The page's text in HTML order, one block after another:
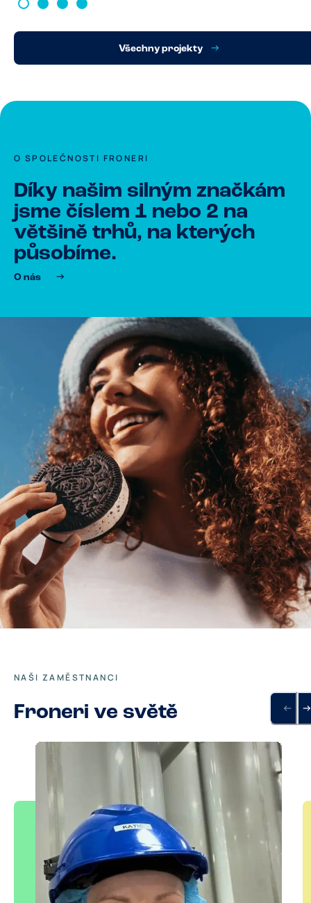
Všechny projekty
O SPOLEČNOSTI FRONERI
Díky našim silným značkám
jsme číslem 1 nebo 2 na
většině trhů, na kterých
působíme.
O nás
NAŠI ZAMĚSTNANCI
Froneri ve světě